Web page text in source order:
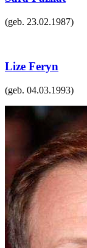
(geb. 23.02.1987)
Lize Feryn
(geb. 04.03.1993)